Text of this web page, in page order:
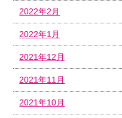
2022年2月
2022年1月
2021年12月
2021年11月
2021年10月